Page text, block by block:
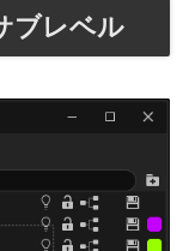
ブレベル